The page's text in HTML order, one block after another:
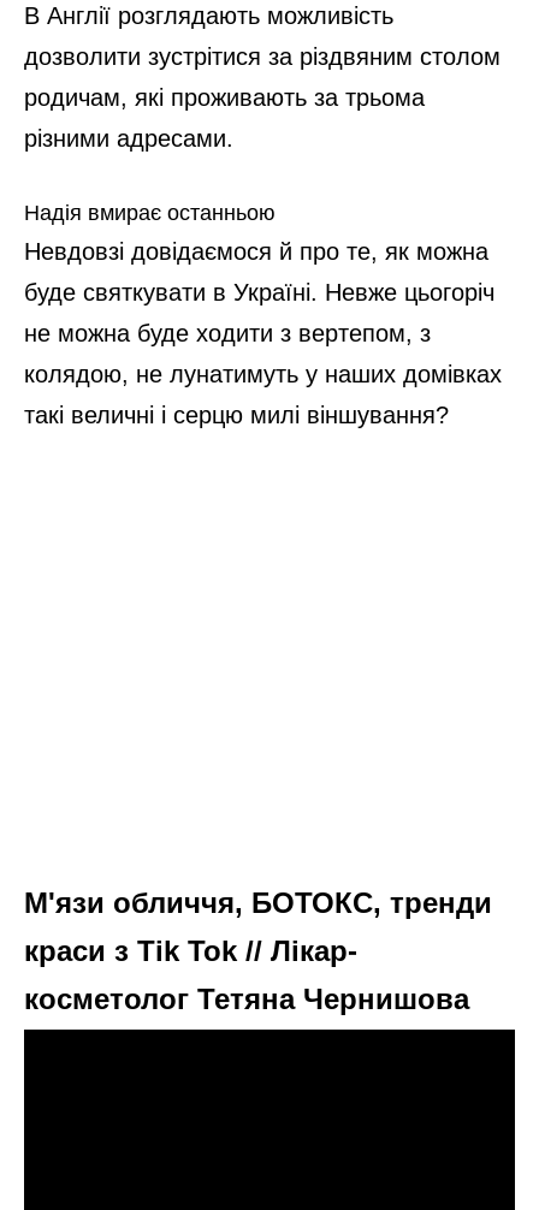
В Англії розглядають можливість
дозволити зустрітися за різдвяним столом
родичам, які проживають за трьома
різними адресами.
Надія вмирає останньою
Невдовзі довідаємося й про те, як можна
буде святкувати в Україні. Невже цьогоріч
не можна буде ходити з вертепом, з
колядою, не лунатимуть у наших домівках
такі величні і серцю милі віншування?
М'язи обличчя, БОТОКС, тренди
краси з Tik Tok // Лікар-
косметолог Тетяна Чернишова